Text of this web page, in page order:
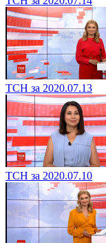
ТСН за 2020.07.13
ТСН за 2020.07.10